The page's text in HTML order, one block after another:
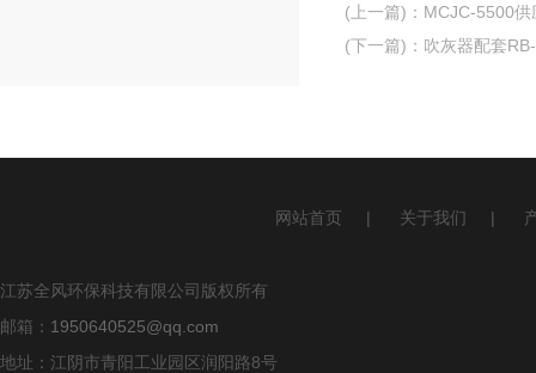
(上一篇) ： MCJC-5500
(下一篇) ： 吹灰器配套
网站首页 | 关于我们 |
江苏全风环保科技有限公司版权所有
邮箱： 1950640525@qq.com
地址：江阴市青阳工业园区润阳路8号